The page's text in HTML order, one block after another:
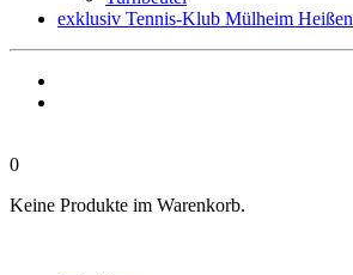
exklusiv Tennis-Klub Mülheim Heißen
0
Keine Produkte im Warenkorb.